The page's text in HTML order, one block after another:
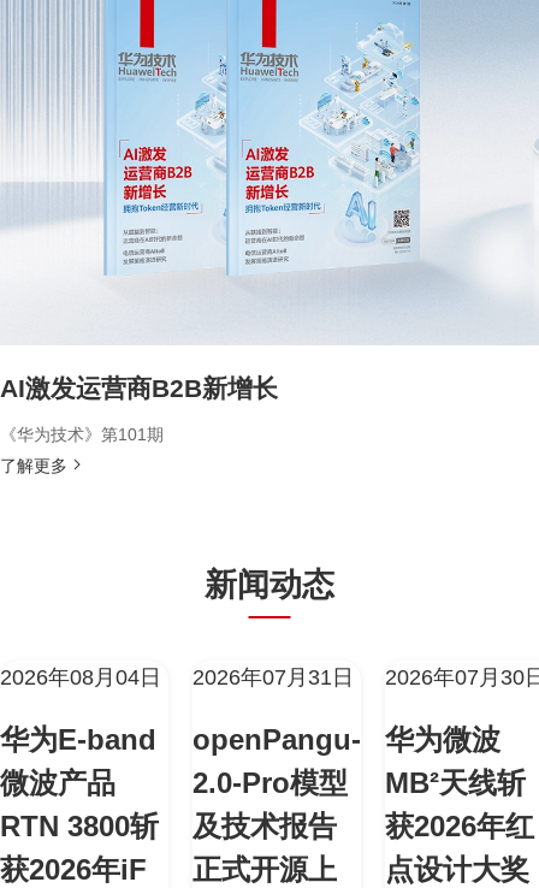
AI激发运营商B2B新增长
《华为技术》第101期
了解更多
新闻动态
2026年08月04日
华为E-band
微波产品
RTN 3800斩
获2026年iF
2026年07月31日
openPangu-
2.0-Pro模型
及技术报告
正式开源上
2026年07月30
华为微波
MB²天线斩
获2026年红
点设计大奖